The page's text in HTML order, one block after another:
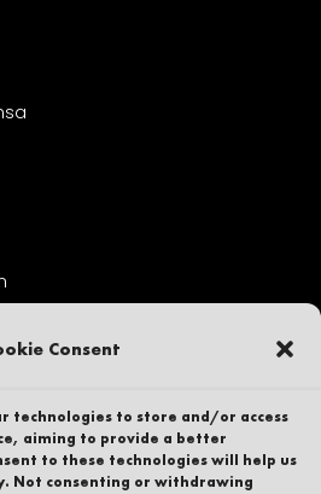
Consent
technologies to store and/or access
aiming to provide a better
to these technologies will help us
Not consenting or withdrawing
Parte de